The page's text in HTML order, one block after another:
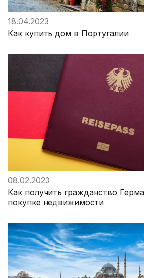
18.04.2023
Как купить дом в Португалии
08.02.2023
Как получить гражданство
покупке недвижимости